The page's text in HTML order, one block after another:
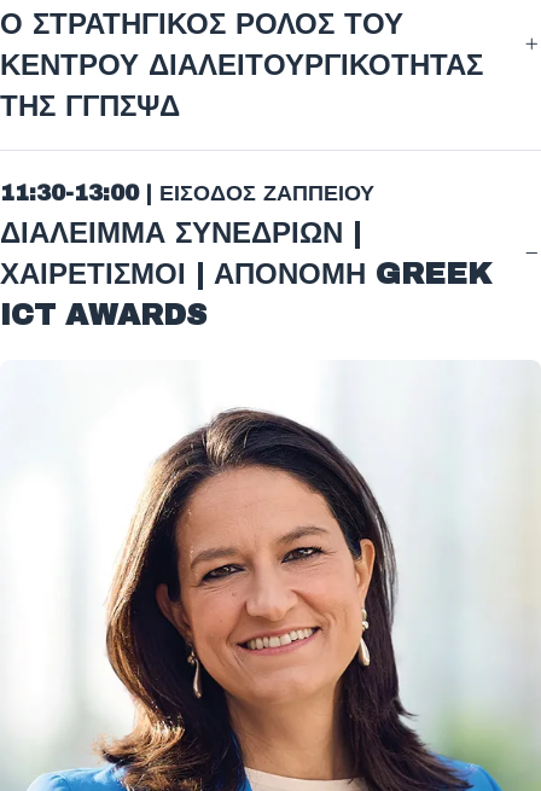
Ο ΣΤΡΑΤΗΓΙΚΟΣ ΡΟΛΟΣ ΤΟΥ
ΚΕΝΤΡΟΥ ΔΙΑΛΕΙΤΟΥΡΓΙΚΟΤΗΤΑΣ
ΤΗΣ ΓΓΠΣΨΔ
11:30-13:00 | ΕΙΣΟΔΟΣ ΖΑΠΠΕΙΟΥ
ΔΙΑΛΕΙΜΜΑ ΣΥΝΕΔΡΙΩΝ |
ΧΑΙΡΕΤΙΣΜΟΙ | ΑΠΟΝΟΜΗ GREEK
ICT AWARDS